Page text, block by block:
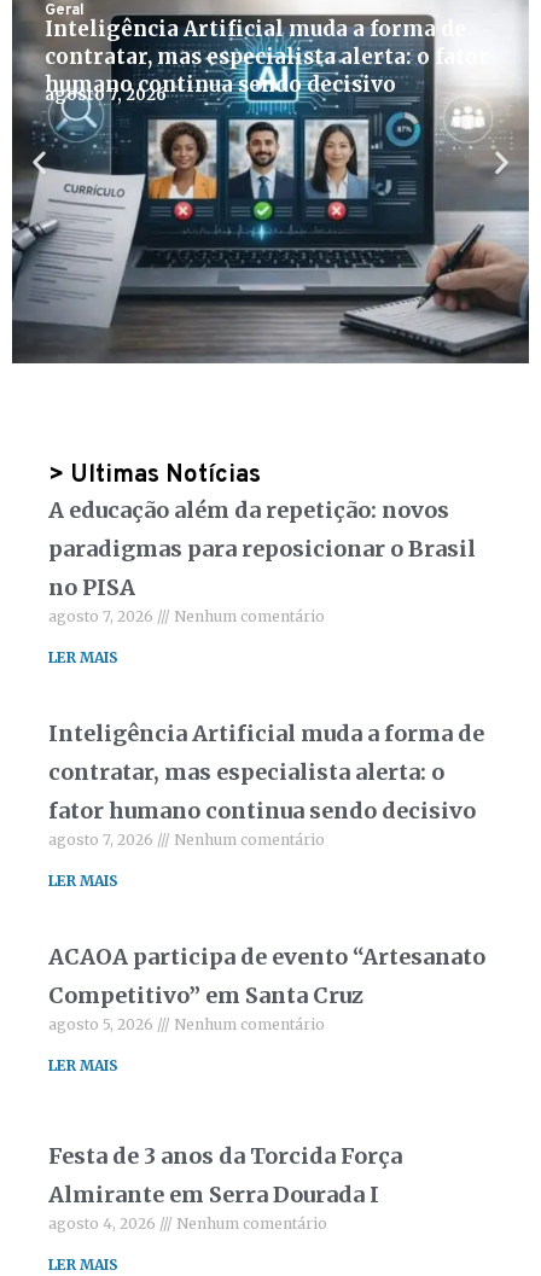
Geral
Inteligência Artificial muda a forma de
contratar, mas especialista alerta: o fator
humano continua sendo decisivo
agosto 7, 2026
> Ultimas Notícias
A educação além da repetição: novos
paradigmas para reposicionar o Brasil
no PISA
agosto 7, 2026 Nenhum comentário
LER MAIS
Inteligência Artificial muda a forma de
contratar, mas especialista alerta: o
fator humano continua sendo decisivo
agosto 7, 2026 Nenhum comentário
LER MAIS
ACAOA participa de evento “Artesanato
Competitivo” em Santa Cruz
agosto 5, 2026 Nenhum comentário
LER MAIS
Festa de 3 anos da Torcida Força
Almirante em Serra Dourada I
agosto 4, 2026 Nenhum comentário
LER MAIS